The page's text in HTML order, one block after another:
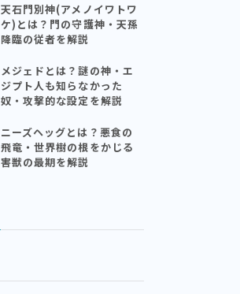
天石門別神(アメノイワトワ
ケ)とは？門の守護神・天孫
降臨の従者を解説
メジェドとは？謎の神・エ
ジプト人も知らなかった
奴・攻撃的な設定を解説
ニーズヘッグとは？悪食の
飛竜・世界樹の根をかじる
害獣の最期を解説